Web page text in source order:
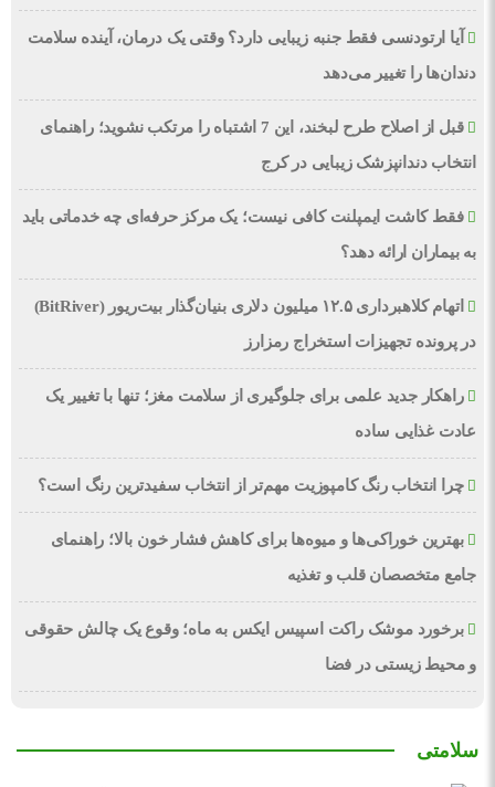
آیا ارتودنسی فقط جنبه زیبایی دارد؟ وقتی یک درمان، آینده سلامت
دندان‌ها را تغییر می‌دهد
قبل از اصلاح طرح لبخند، این 7 اشتباه را مرتکب نشوید؛ راهنمای
انتخاب دندانپزشک زیبایی در کرج
فقط کاشت ایمپلنت کافی نیست؛ یک مرکز حرفه‌ای چه خدماتی باید
به بیماران ارائه دهد؟
اتهام کلاهبرداری ۱۲.۵ میلیون دلاری بنیان‌گذار بیت‌ریور (BitRiver)
در پرونده تجهیزات استخراج رمزارز
راهکار جدید علمی برای جلوگیری از سلامت مغز؛ تنها با تغییر یک
عادت غذایی ساده
چرا انتخاب رنگ کامپوزیت مهم‌تر از انتخاب سفیدترین رنگ است؟
بهترین خوراکی‌ها و میوه‌ها برای کاهش فشار خون بالا؛ راهنمای
جامع متخصصان قلب و تغذیه
برخورد موشک راکت اسپیس ایکس به ماه؛ وقوع یک چالش حقوقی
و محیط زیستی در فضا
سلامتی